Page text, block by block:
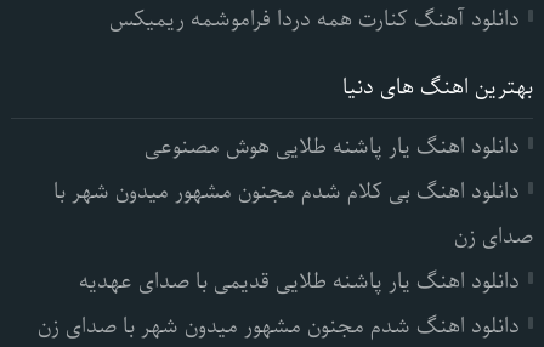
دانلود آهنگ کنارت همه دردا فراموشمه ریمیکس
بهترین اهنگ های دنیا
دانلود اهنگ یار پاشنه طلایی هوش مصنوعی
دانلود اهنگ بی کلام شدم مجنون مشهور میدون شهر با
صدای زن
دانلود اهنگ یار پاشنه طلایی قدیمی با صدای عهدیه
دانلود اهنگ شدم مجنون مشهور میدون شهر با صدای زن